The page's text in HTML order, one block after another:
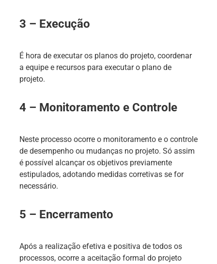
3 – Execução
É hora de executar os planos do projeto, coordenar
a equipe e recursos para executar o plano de
projeto.
4 – Monitoramento e Controle
Neste processo ocorre o monitoramento e o controle
de desempenho ou mudanças no projeto. Só assim
é possível alcançar os objetivos previamente
estipulados, adotando medidas corretivas se for
necessário.
5 – Encerramento
Após a realização efetiva e positiva de todos os
processos, ocorre a aceitação formal do projeto